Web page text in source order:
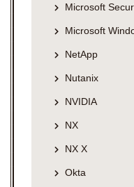
Microsoft
Microsoft
NetApp
Nutanix
NVIDIA
NX
NX X
Okta